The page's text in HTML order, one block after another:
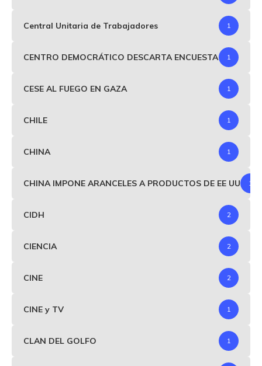
Central Unitaria de Trabajadores 1
CENTRO DEMOCRÁTICO DESCARTA ENCUESTA 1
CESE AL FUEGO EN GAZA 1
CHILE 1
CHINA 1
CHINA IMPONE ARANCELES A PRODUCTOS DE EE UU 1
CIDH 2
CIENCIA 2
CINE 2
CINE y TV 1
CLAN DEL GOLFO 1